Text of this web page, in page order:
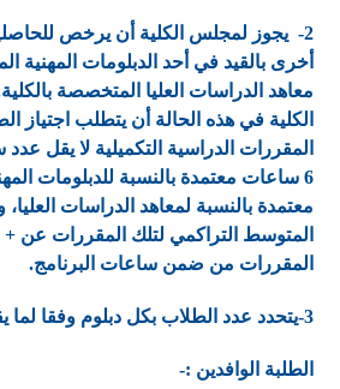
2- يجوز لمجلس الكلية أن يرخص
أخرى بالقيد في أحد الدبلومات المهنية
معاهد الدراسات العليا المتخصصة
الكلية في هذه الحالة أن يتطلب اجتياز
المقررات الدراسية التكميلية لا يقل
معتمدة بالنسبة لمعاهد الدراسات العليا،
المقررات من ضمن ساعات البرنامج.
3-يتحدد عدد الطلاب بكل دبلوم وفقا لما يقره مجلس الكلية
الطلبة الوافدين :-